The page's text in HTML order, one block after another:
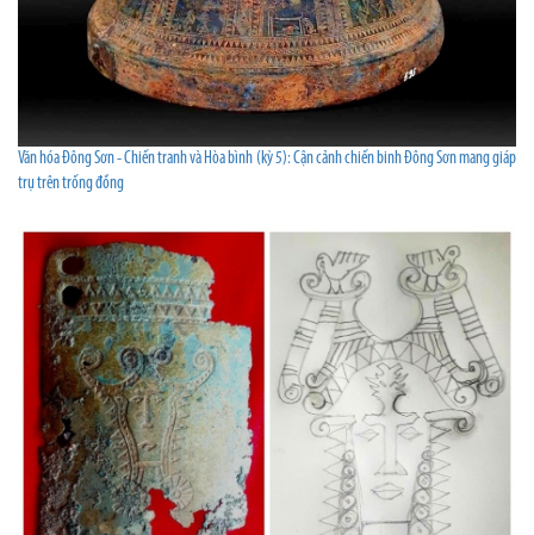
Văn hóa Đông Sơn - Chiến tranh và Hòa bình (kỳ 5): Cận cảnh chiến binh Đông Sơn mang giáp
trụ trên trống đồng